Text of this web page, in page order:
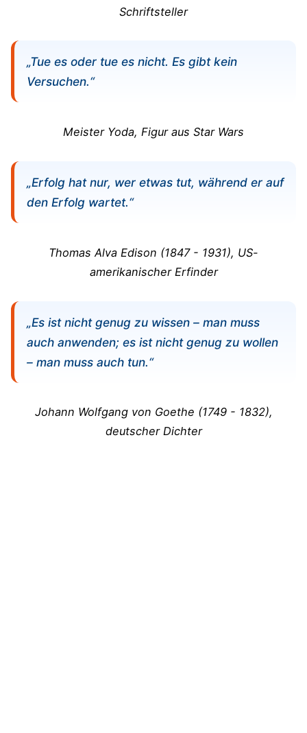
Schriftsteller
„Tue es oder tue es nicht. Es gibt kein
Versuchen.“
Meister Yoda, Figur aus Star Wars
„Erfolg hat nur, wer etwas tut, während er auf
den Erfolg wartet.“
Thomas Alva Edison (1847 - 1931), US-
amerikanischer Erfinder
„Es ist nicht genug zu wissen – man muss
auch anwenden; es ist nicht genug zu wollen
– man muss auch tun.“
Johann Wolfgang von Goethe (1749 - 1832),
deutscher Dichter